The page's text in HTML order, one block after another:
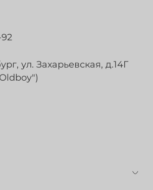
92
ул. Захарьевская, д.14Г